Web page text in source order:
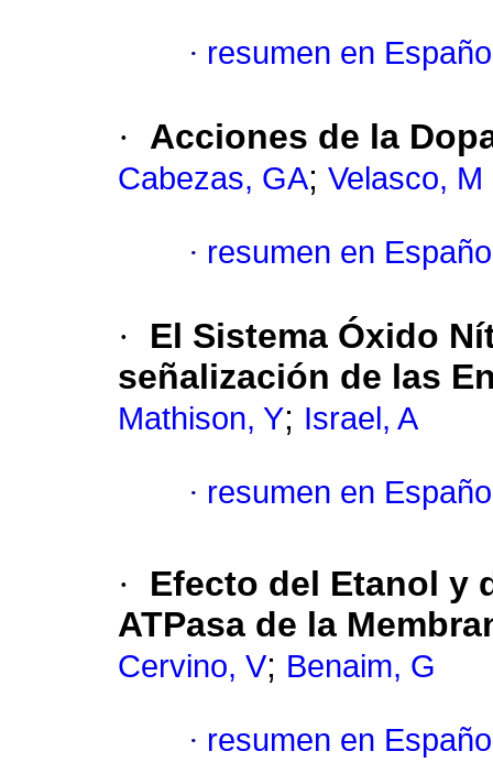
· resumen en
· Acciones de la
Cabezas, GA; Velasco, M
· resumen en
·
El Sistema Óxido
señalización de las
Mathison, Y; Israel, A
· resumen en
·
Efecto del Etanol y
ATPasa de la
Cervino, V; Benaim, G
· resumen en